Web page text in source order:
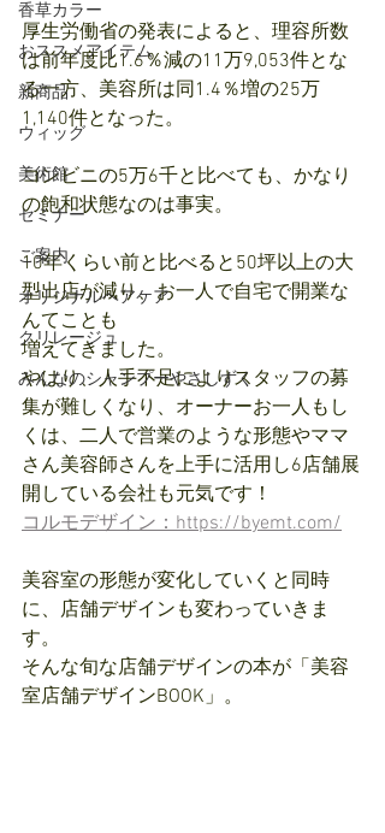
香草カラー
おススメアイテム
新商品
ウィッグ
美術館
セミナー
ご案内
オリジナルヘアケア
クリレージュ
みんなのシャンプーやさしずく
厚生労働省の発表によると、理容所数
は前年度比1.6％減の11万9,053件とな
る一方、美容所は同1.4％増の25万
1,140件となった。
コンビニの5万6千と比べても、かなり
の飽和状態なのは事実。
10年くらい前と比べると50坪以上の大
型出店が減り、お一人で自宅で開業な
んてことも
増えてきました。
やはり、人手不足によりスタッフの募
集が難しくなり、オーナーお一人もし
くは、二人で営業のような形態やママ
さん美容師さんを上手に活用し6店舗展
開している会社も元気です！
コルモデザイン：https://byemt.com/
美容室の形態が変化していくと同時
に、店舗デザインも変わっていきま
す。
そんな旬な店舗デザインの本が「美容
室店舗デザインBOOK」。